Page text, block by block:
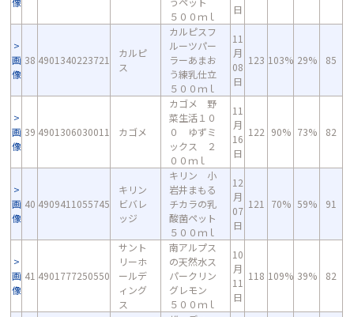
５００ｍｌ
日
画
像
38 4901340223721
カルピ
ス
カルピスフ
ルーツパー
ラーあまお
う練乳仕立
５００ｍｌ
11
月
08
日
123 103% 29% 85
画
像
39 4901306030011 カゴメ
カゴメ 野
菜生活１０
０ ゆずミ
ックス ２
００ｍｌ
11
月
16
日
122 90% 73% 82
画
像
40 4909411055745
キリン
ビバレ
ッジ
キリン 小
岩井まもる
チカラの乳
酸菌ペット
５００ｍｌ
12
月
07
日
121 70% 59% 91
画
像
41 4901777250550
サント
リーホ
ールデ
ィング
ス
南アルプス
の天然水ス
パークリン
グレモン
５００ｍｌ
10
月
11
日
118 109% 39% 82